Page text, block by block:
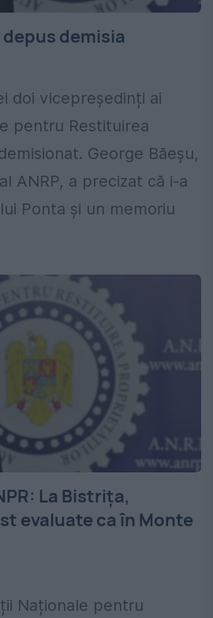
depus demisia
doi vicepreședinți ai
pentru Restituirea
George Băeșu,
ANRP, a precizat că i-a
Ponta și un memoriu
La Bistrița,
evaluate ca în Monte
Naționale pentru